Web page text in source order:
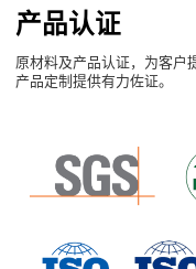
产品认证
原材料及产品认证，为客户
产品定制提供有力佐证。